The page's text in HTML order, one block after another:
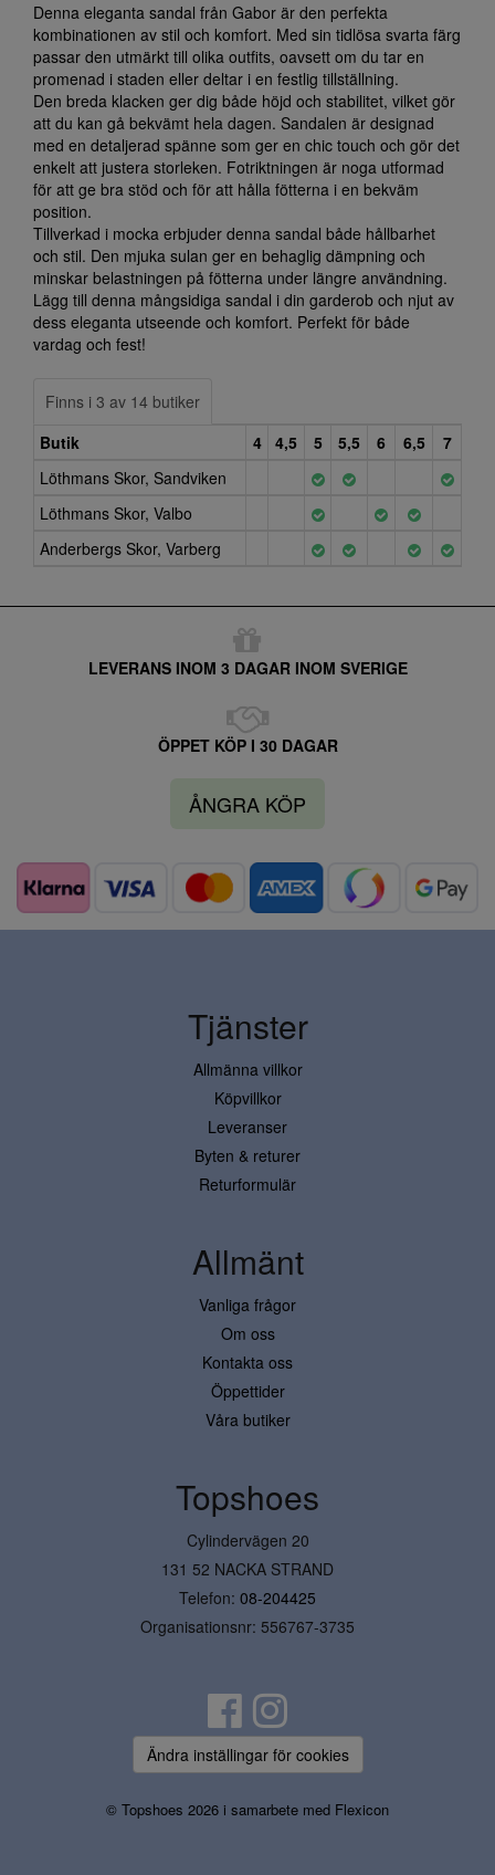
Denna eleganta sandal från Gabor är den perfekta
kombinationen av stil och komfort. Med sin tidlösa svarta färg
passar den utmärkt till olika outfits, oavsett om du tar en
promenad i staden eller deltar i en festlig tillställning.
Den breda klacken ger dig både höjd och stabilitet, vilket gör
att du kan gå bekvämt hela dagen. Sandalen är designad
med en detaljerad spänne som ger en chic touch och gör det
enkelt att justera storleken. Fotriktningen är noga utformad
för att ge bra stöd och för att hålla fötterna i en bekväm
position.
Tillverkad i mocka erbjuder denna sandal både hållbarhet
och stil. Den mjuka sulan ger en behaglig dämpning och
minskar belastningen på fötterna under längre användning.
Lägg till denna mångsidiga sandal i din garderob och njut av
dess eleganta utseende och komfort. Perfekt för både
vardag och fest!
Finns i 3 av 14 butiker
Butik
4 4,5 5 5,5 6 6,5
7
Löthmans Skor, Sandviken
Löthmans Skor, Valbo
Anderbergs Skor, Varberg
LEVERANS INOM 3 DAGAR INOM SVERIGE
ÖPPET KÖP I 30 DAGAR
ÅNGRA KÖP
Tjänster
Allmänna villkor
Köpvillkor
Leveranser
Byten & returer
Returformulär
Allmänt
Vanliga frågor
Om oss
Kontakta oss
Öppettider
Våra butiker
Topshoes
Cylindervägen 20
131 52 NACKA STRAND
Telefon: 08-204425
Organisationsnr: 556767-3735
Ändra inställingar för cookies
© Topshoes 2026 i samarbete med Flexicon